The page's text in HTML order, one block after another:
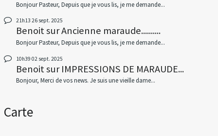
Bonjour Pasteur, Depuis que je vous lis, je me demande...
21h13 26 sept. 2025
BenoitsurAncienne maraude..........
Bonjour Pasteur, Depuis que je vous lis, je me demande...
10h39 02 sept. 2025
BenoitsurIMPRESSIONS DE MARAUDE...
Bonjour, Merci de vos news. Je suis une vieille dame...
Carte